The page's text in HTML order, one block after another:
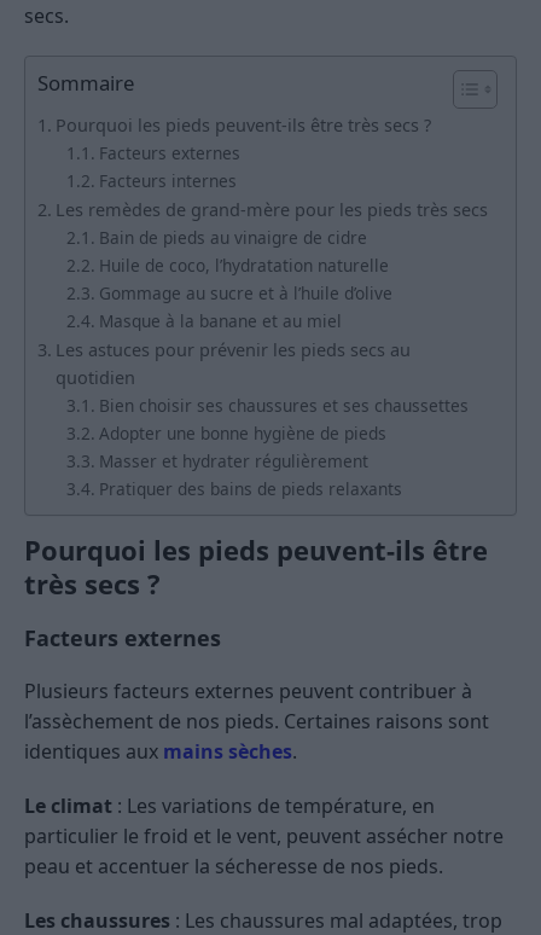
secs.
Sommaire
Pourquoi les pieds peuvent-ils être très secs ?
Facteurs externes
Facteurs internes
Les remèdes de grand-mère pour les pieds très secs
Bain de pieds au vinaigre de cidre
Huile de coco, l’hydratation naturelle
Gommage au sucre et à l’huile d’olive
Masque à la banane et au miel
Les astuces pour prévenir les pieds secs au
quotidien
Bien choisir ses chaussures et ses chaussettes
Adopter une bonne hygiène de pieds
Masser et hydrater régulièrement
Pratiquer des bains de pieds relaxants
Pourquoi les pieds peuvent-ils être
très secs ?
Facteurs externes
Plusieurs facteurs externes peuvent contribuer à
l’assèchement de nos pieds. Certaines raisons sont
identiques aux mains sèches.
Le climat : Les variations de température, en
particulier le froid et le vent, peuvent assécher notre
peau et accentuer la sécheresse de nos pieds.
Les chaussures : Les chaussures mal adaptées, trop